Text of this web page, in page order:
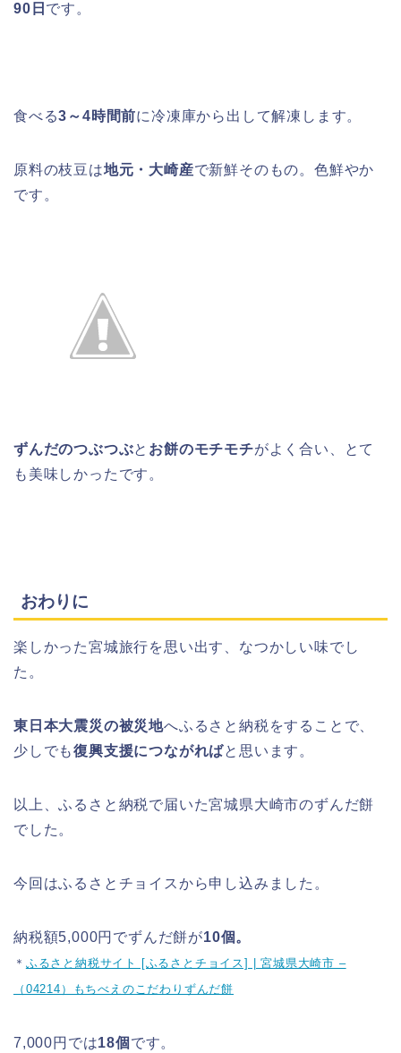
90日 です。
食べる3～4時間前に冷凍庫から出して解凍します。
原料の枝豆は地元・大崎産で新鮮そのもの。色鮮やか
です。
ずんだのつぶつぶと お餅のモチモチがよく合い、とて
も美味しかったです。
おわりに
楽しかった宮城旅行を思い出す、なつかしい味でし
た。
東日本大震災の被災地へふるさと納税をすることで、
少しでも復興支援につながればと思います。
以上、ふるさと納税で届いた宮城県大崎市のずんだ餅
でした。
今回はふるさとチョイスから申し込みました。
納税額5,000円でずんだ餅が10個。
＊ ふるさと納税サイト [ふるさとチョイス] | 宮城県大崎市 –
（04214）もちべえのこだわりずんだ餅
7,000円では18個 です。